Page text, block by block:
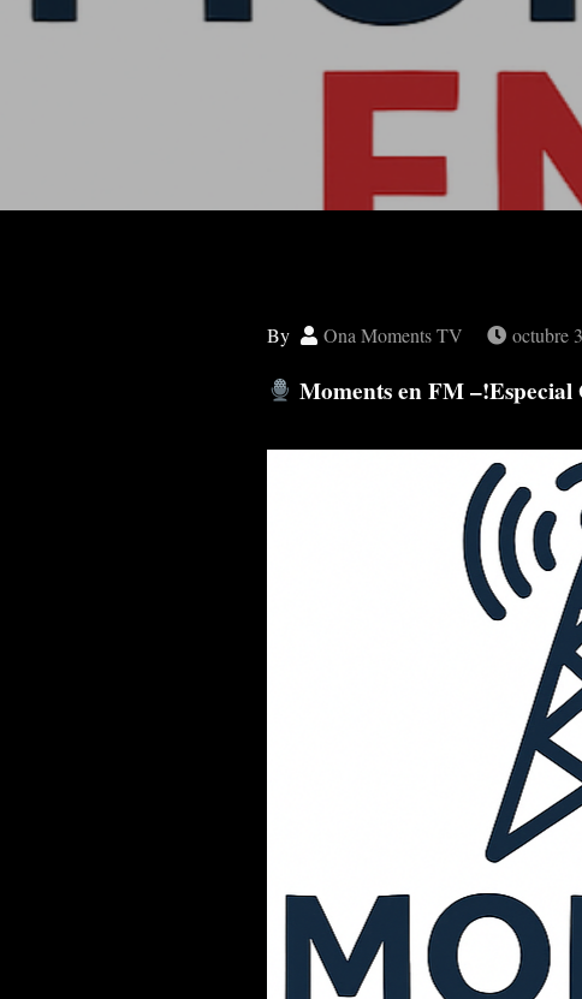
By Ona Moments TV octubre
Moments en FM